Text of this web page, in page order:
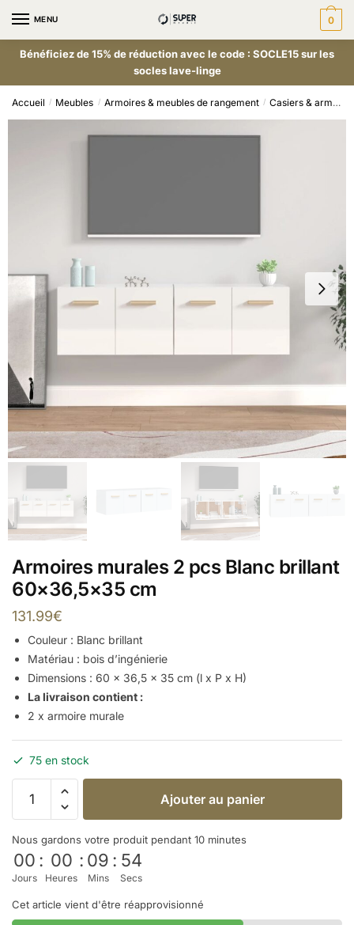
MENU 0
Bénéficiez de 15% de réduction avec le code : SOCLE15 sur les
socles lave-linge
Accueil / Meubles / Armoires & meubles de rangement / Casiers & armoires de rangement
Armoires murales 2 pcs Blanc brillant
60×36,5×35 cm
131.99€
Couleur : Blanc brillant
Matériau : bois d’ingénierie
Dimensions : 60 x 36,5 x 35 cm (l x P x H)
La livraison contient :
2 x armoire murale
75 en stock
Ajouter au panier
Nous gardons votre produit pendant 10 minutes
00
Jours
: 00
Heures
: 09
Mins
: 53
Secs
Cet article vient d'être réapprovisionné